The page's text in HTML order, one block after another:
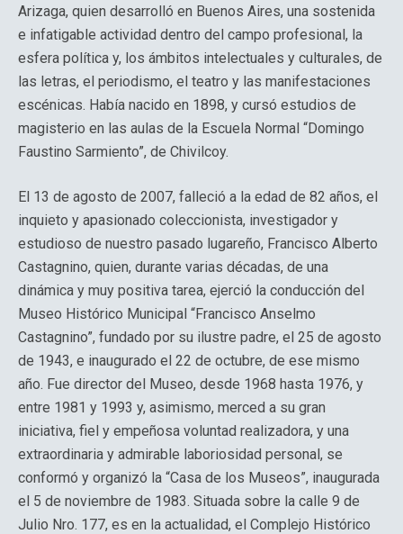
Arizaga, quien desarrolló en Buenos Aires, una sostenida
e infatigable actividad dentro del campo profesional, la
esfera política y, los ámbitos intelectuales y culturales, de
las letras, el periodismo, el teatro y las manifestaciones
escénicas. Había nacido en 1898, y cursó estudios de
magisterio en las aulas de la Escuela Normal “Domingo
Faustino Sarmiento”, de Chivilcoy.
El 13 de agosto de 2007, falleció a la edad de 82 años, el
inquieto y apasionado coleccionista, investigador y
estudioso de nuestro pasado lugareño, Francisco Alberto
Castagnino, quien, durante varias décadas, de una
dinámica y muy positiva tarea, ejerció la conducción del
Museo Histórico Municipal “Francisco Anselmo
Castagnino”, fundado por su ilustre padre, el 25 de agosto
de 1943, e inaugurado el 22 de octubre, de ese mismo
año. Fue director del Museo, desde 1968 hasta 1976, y
entre 1981 y 1993 y, asimismo, merced a su gran
iniciativa, fiel y empeñosa voluntad realizadora, y una
extraordinaria y admirable laboriosidad personal, se
conformó y organizó la “Casa de los Museos”, inaugurada
el 5 de noviembre de 1983. Situada sobre la calle 9 de
Julio Nro. 177, es en la actualidad, el Complejo Histórico